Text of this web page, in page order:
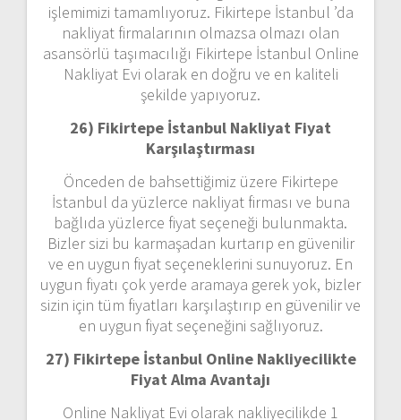
işlemimizi tamamlıyoruz. Fikirtepe İstanbul ’da
nakliyat firmalarının olmazsa olmazı olan
asansörlü taşımacılığı Fikirtepe İstanbul Online
Nakliyat Evi olarak en doğru ve en kaliteli
şekilde yapıyoruz.
26) Fikirtepe İstanbul Nakliyat Fiyat
Karşılaştırması
Önceden de bahsettiğimiz üzere Fikirtepe
İstanbul da yüzlerce nakliyat firması ve buna
bağlıda yüzlerce fiyat seçeneği bulunmakta.
Bizler sizi bu karmaşadan kurtarıp en güvenilir
ve en uygun fiyat seçeneklerini sunuyoruz. En
uygun fiyatı çok yerde aramaya gerek yok, bizler
sizin için tüm fiyatları karşılaştırıp en güvenilir ve
en uygun fiyat seçeneğini sağlıyoruz.
27) Fikirtepe İstanbul Online Nakliyecilikte
Fiyat Alma Avantajı
Online Nakliyat Evi olarak nakliyecilikde 1